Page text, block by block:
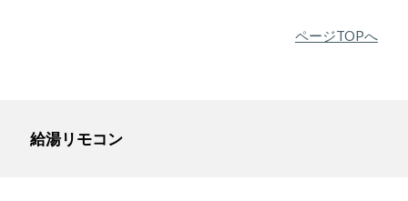
ページTOPへ
給湯リモコン